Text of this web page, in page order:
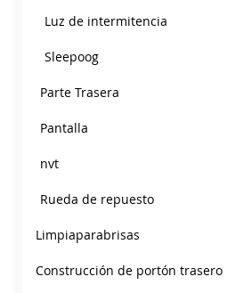
Luz de intermitencia
Sleepoog
Parte Trasera
Pantalla
nvt
Rueda de repuesto
Limpiaparabrisas
Construcción de portón trasero